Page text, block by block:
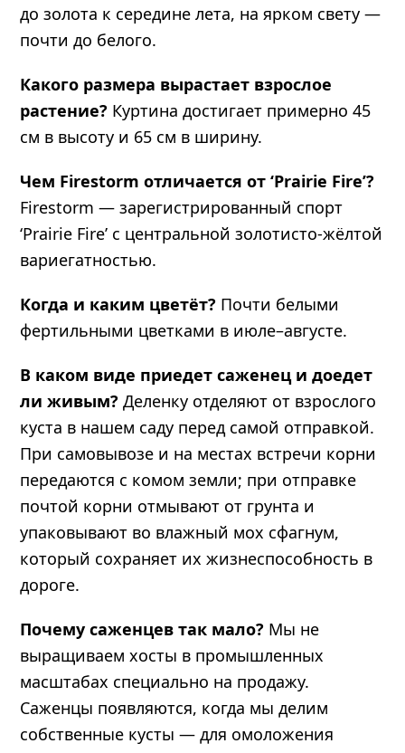
до золота к середине лета, на ярком свету —
почти до белого.
Какого размера вырастает взрослое
растение? Куртина достигает примерно 45
см в высоту и 65 см в ширину.
Чем Firestorm отличается от ‘Prairie Fire’?
Firestorm — зарегистрированный спорт
‘Prairie Fire’ с центральной золотисто-жёлтой
вариегатностью.
Когда и каким цветёт? Почти белыми
фертильными цветками в июле–августе.
В каком виде приедет саженец и доедет
ли живым?Деленку отделяют от взрослого
куста в нашем саду перед самой отправкой.
При самовывозе и на местах встречи корни
передаются с комом земли; при отправке
почтой корни отмывают от грунта и
упаковывают во влажный мох сфагнум,
который сохраняет их жизнеспособность в
дороге.
Почему саженцев так мало? Мы не
выращиваем хосты в промышленных
масштабах специально на продажу.
Саженцы появляются, когда мы делим
собственные кусты — для омоложения